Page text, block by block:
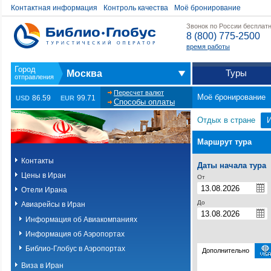
Контактная информация Контроль качества Моё бронирование
Звонок по России
8 (800) 775-2500
время работы
Москва Туры
USD 86.59 EUR 99.71
Пересчет валют
Способы оплаты
Моё бронирование
Контакты
Цены в Иран
Отели Ирана
Авиарейсы в Иран
Информация об Авиакомпаниях
Информация об Аэропортах
Библио-Глобус в Аэропортах
Виза в Иран
Отдых в стране
Маршрут тура
Даты начала тура
От
До
Дополнительно